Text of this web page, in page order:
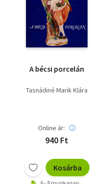
A bécsi porcelán
Tasnádiné Marik Klára
Online ár:
940 Ft
Kosárba